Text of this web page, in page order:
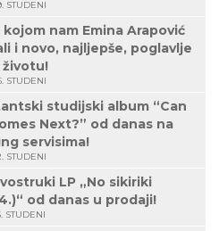
STUDENI
nam Emina Arapović
i novo, najljepše, poglavlje
životu!
STUDENI
studijski album “Can
Next?” od danas na
servisima!
STUDENI
LP „No sikiriki
od danas u prodaji!
STUDENI